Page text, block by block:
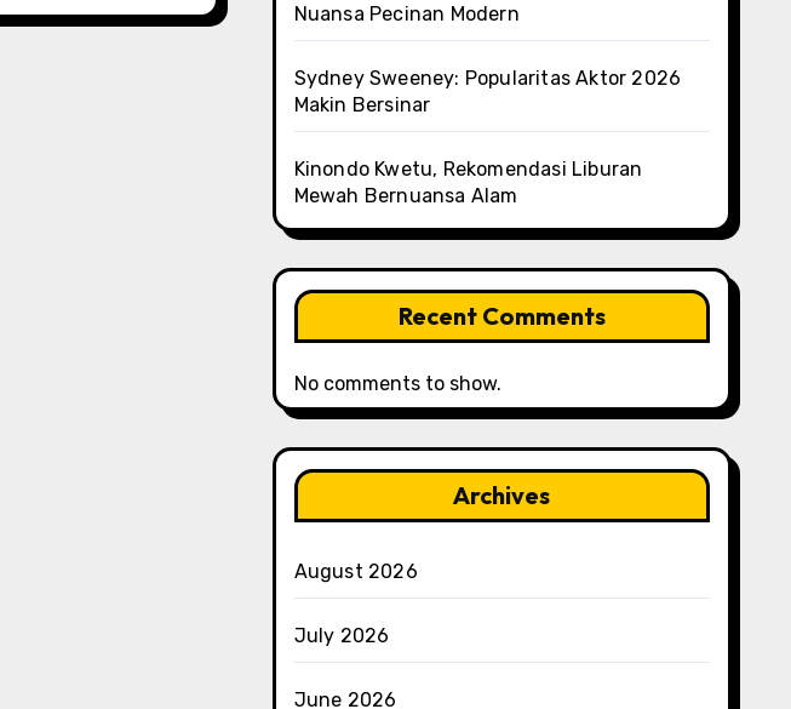
Nuansa Pecinan Modern
Sydney Sweeney: Popularitas Aktor 2026
Makin Bersinar
Kinondo Kwetu, Rekomendasi Liburan
Mewah Bernuansa Alam
Recent Comments
No comments to show.
Archives
August 2026
July 2026
June 2026